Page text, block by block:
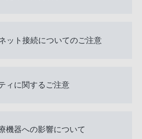
ット接続についてのご注意
ィに関するご注意
機器への影響について